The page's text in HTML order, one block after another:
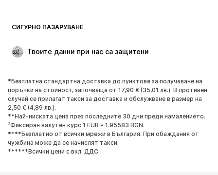
Специални Поводи
ОБУВКИ
НОВО
Популярно
Маратонки
Боти
Обувки с висок ток
Ботуши
Сандали
Ниски обувки
СИГУРНО ПАЗАРУВАНЕ
Твоите данни при нас са защитени
*Безплатна стандартна доставка до пунктове за получаване на
поръчки на стойност, започваща от 17,90 € (35,01 лв.). В противен
случай се прилагат такси за доставка и обслужване в размер на
2,50 € (4,89 лв.).
**Най-ниската цена през последните 30 дни преди намалението.
³Фиксиран валутен курс 1 EUR = 1.95583 BGN.
****Безплатно от всички мрежи в България. При обаждания от
чужбина може да се начислят такси.
******Всички цени с вкл. ДДС.